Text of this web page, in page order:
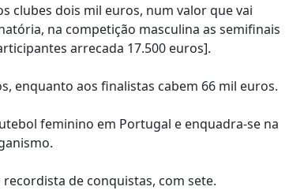
clubes dois mil euros, num valor que vai
na competição masculina as semifinais
arrecada 17.500 euros].
enquanto aos finalistas cabem 66 mil euros.
feminino em Portugal e enquadra-se na
de conquistas, com sete.